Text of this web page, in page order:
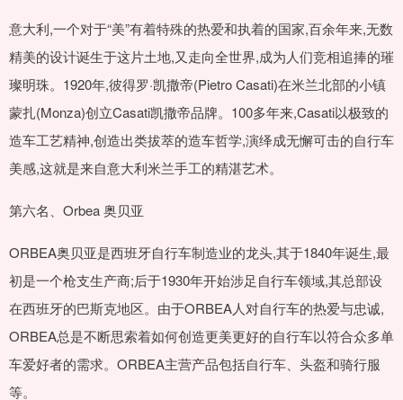
意大利,一个对于“美”有着特殊的热爱和执着的国家,百余年来,无数
精美的设计诞生于这片土地,又走向全世界,成为人们竞相追捧的璀
璨明珠。1920年,彼得罗·凯撒帝(Pietro Casati)在米兰北部的小镇
蒙扎(Monza)创立Casati凯撒帝品牌。100多年来,Casati以极致的
造车工艺精神,创造出类拔萃的造车哲学,演绎成无懈可击的自行车
美感,这就是来自意大利米兰手工的精湛艺术。
第六名、Orbea 奥贝亚
ORBEA奥贝亚是西班牙自行车制造业的龙头,其于1840年诞生,最
初是一个枪支生产商;后于1930年开始涉足自行车领域,其总部设
在西班牙的巴斯克地区。由于ORBEA人对自行车的热爱与忠诚,
ORBEA总是不断思索着如何创造更美更好的自行车以符合众多单
车爱好者的需求。ORBEA主营产品包括自行车、头盔和骑行服
等。